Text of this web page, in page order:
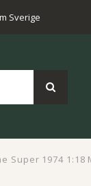
Sverige
Super 1974 1:18